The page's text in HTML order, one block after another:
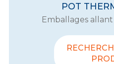
POT
Emballages allant